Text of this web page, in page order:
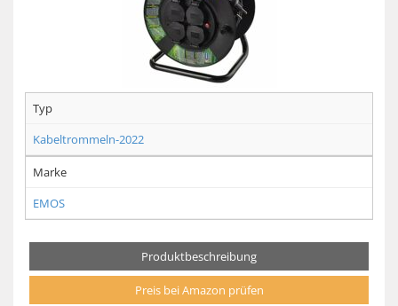
Typ
Kabeltrommeln-2022
Marke
EMOS
Produktbeschreibung
Preis bei Amazon prüfen